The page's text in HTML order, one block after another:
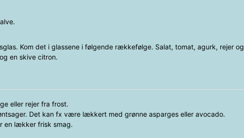
Kom det i glassene i følgende rækkefølge. Salat, tomat, agurk, rejer og
en skive citron.
eller rejer fra frost.
Det kan fx være lækkert med grønne asparges eller avocado.
en lækker frisk smag.